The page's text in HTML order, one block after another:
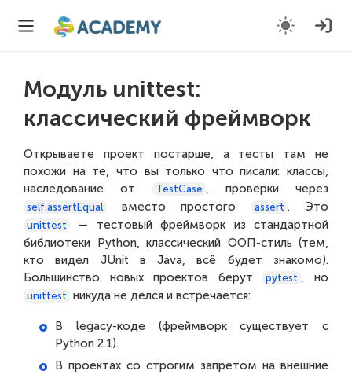
Модуль unittest:
классический фреймворк
Открываете проект постарше, а тесты там не
похожи на те, что вы только что писали: классы,
наследование от
TestCase , проверки через
self.assertEqual вместо простого assert . Это
unittest
— тестовый фреймворк из стандартной
библиотеки Python, классический ООП-стиль (тем,
кто видел JUnit в Java, всё будет знакомо).
Большинство новых проектов берут
pytest , но
unittest никуда не делся и встречается:
В legacy-коде (фреймворк существует с
Python 2.1).
В проектах со строгим запретом на внешние